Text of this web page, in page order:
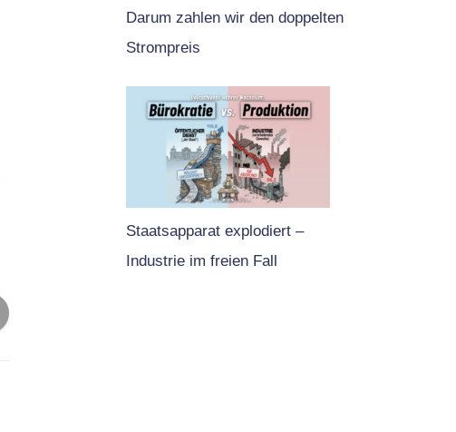
Darum zahlen wir den doppelten
Strompreis
Staatsapparat explodiert –
Industrie im freien Fall